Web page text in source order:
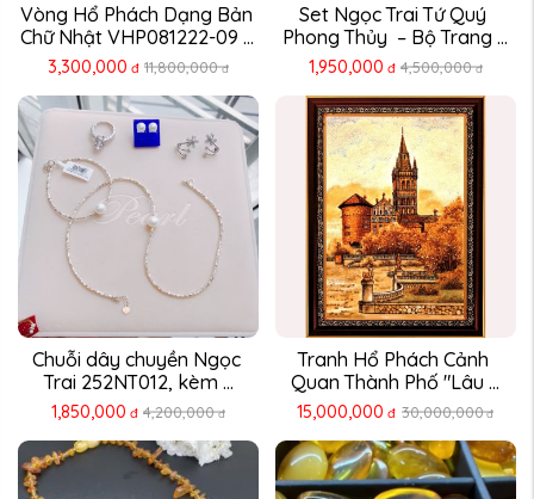
Vòng Hổ Phách Dạng Bản
Chữ Nhật VHP081222-09 –
...
3,300,000 đ 11,800,000 đ
Set Ngọc Trai Tứ Quý
Phong Thủy  – Bộ Trang ...
1,950,000 đ 4,500,000 đ
Chuỗi dây chuyền Ngọc
Trai 252NT012, kèm ...
1,850,000 đ 4,200,000 đ
Tranh Hổ Phách Cảnh
Quan Thành Phố "Lâu ...
15,000,000 đ 30,000,000 đ